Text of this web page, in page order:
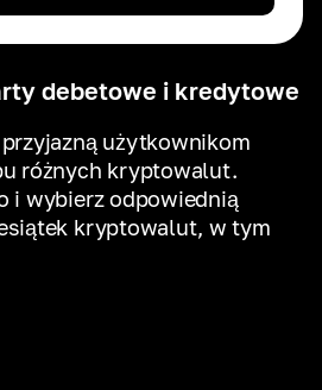
debetowe i kredytowe
użytkownikom
różnych kryptowalut.
i wybierz odpowiednią
kryptowalut, w tym